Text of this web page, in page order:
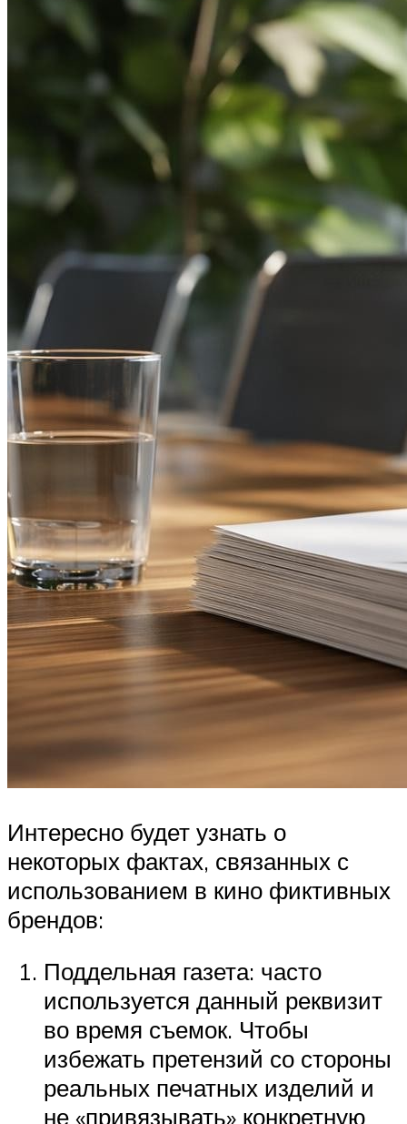
Интересно будет узнать о
некоторых фактах, связанных с
использованием в кино фиктивных
брендов:
Поддельная газета: часто
используется данный реквизит
во время съемок. Чтобы
избежать претензий со стороны
реальных печатных изделий и
не «привязывать» конкретную